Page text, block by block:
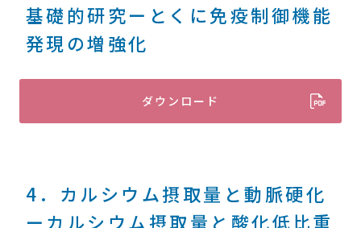
基礎的研究ーとくに免疫制御機能
発現の増強化
ダウンロード
4．カルシウム摂取量と動脈硬化
ーカルシウム摂取量と酸化低比重